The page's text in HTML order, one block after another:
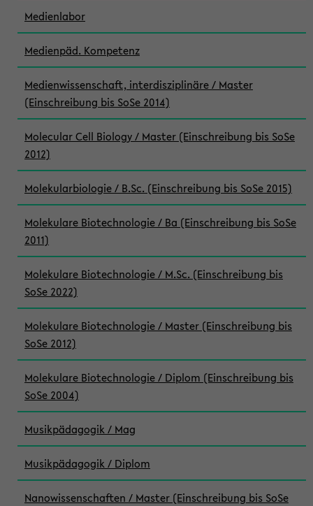
Medienlabor
Medienpäd. Kompetenz
Medienwissenschaft, interdisziplinäre / Master
(Einschreibung bis SoSe 2014)
Molecular Cell Biology / Master (Einschreibung bis SoSe
2012)
Molekularbiologie / B.Sc. (Einschreibung bis SoSe 2015)
Molekulare Biotechnologie / Ba (Einschreibung bis SoSe
2011)
Molekulare Biotechnologie / M.Sc. (Einschreibung bis
SoSe 2022)
Molekulare Biotechnologie / Master (Einschreibung bis
SoSe 2012)
Molekulare Biotechnologie / Diplom (Einschreibung bis
SoSe 2004)
Musikpädagogik / Mag
Musikpädagogik / Diplom
Nanowissenschaften / Master (Einschreibung bis SoSe